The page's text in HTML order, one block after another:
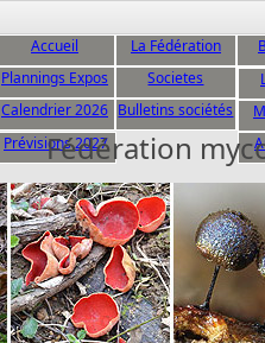
Accueil La Fédération
Plannings Expos Societes
Calendrier 2026
Prévisions 2027
Bulletins sociétés
Fédération